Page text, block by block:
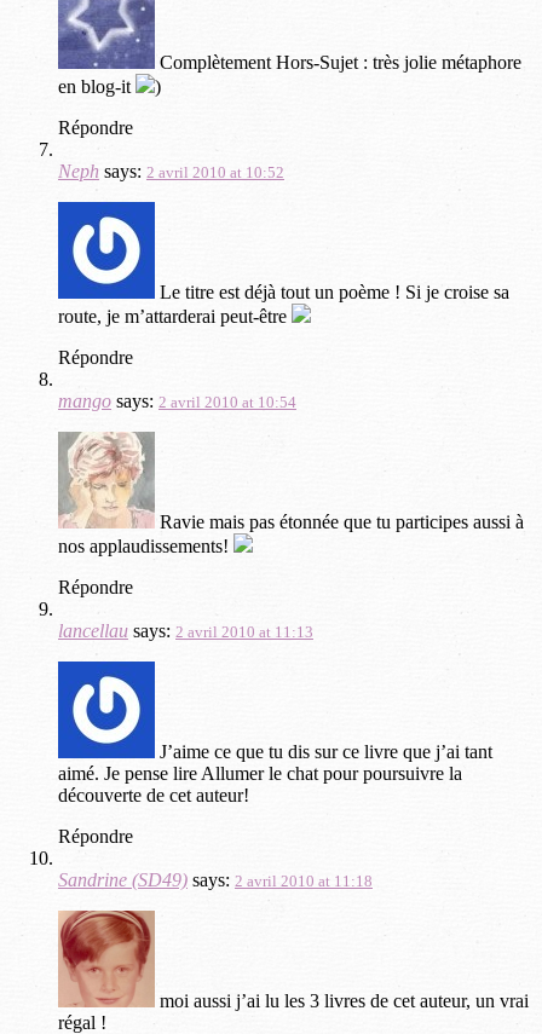
Complètement Hors-Sujet : très jolie métaphore
en blog-it
)
Répondre
Neph says: 2 avril 2010 at 10:52
Le titre est déjà tout un poème ! Si je croise sa
route, je m’attarderai peut-être
Répondre
mango says: 2 avril 2010 at 10:54
Ravie mais pas étonnée que tu participes aussi à
nos applaudissements!
Répondre
lancellau says: 2 avril 2010 at 11:13
J’aime ce que tu dis sur ce livre que j’ai tant
aimé. Je pense lire Allumer le chat pour poursuivre la
découverte de cet auteur!
Répondre
Sandrine (SD49) says: 2 avril 2010 at 11:18
moi aussi j’ai lu les 3 livres de cet auteur, un vrai
régal !